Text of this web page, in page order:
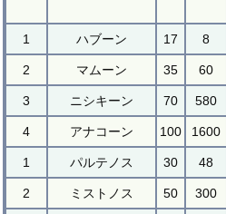
1 ハブーン 17 8
2 マムーン 35 60
3 ニシキーン 70 580
4 アナコーン 100 1600
1 パルテノス 30 48
2 ミストノス 50 300